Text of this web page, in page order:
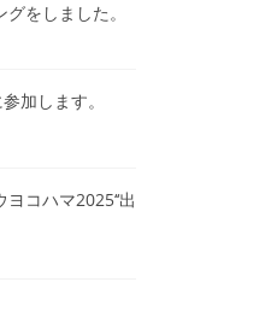
をしました。
加します。
ヨコハマ2025‘‘出